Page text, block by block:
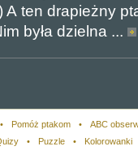
A ten drapieżny
była dzielna ...
• Pomóż ptakom •
ABC
• Puzzle • Kolorowanki